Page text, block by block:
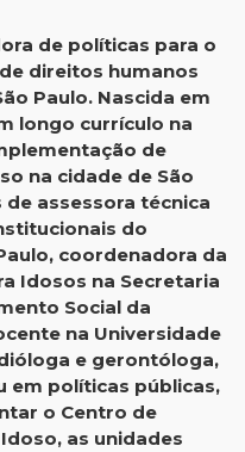
de políticas para o
direitos humanos
Paulo. Nascida em
longo currículo na
de
na cidade de São
assessora técnica
do
coordenadora da
Idosos na Secretaria
Social da
na Universidade
e gerontóloga,
em políticas públicas,
o Centro de
as unidades